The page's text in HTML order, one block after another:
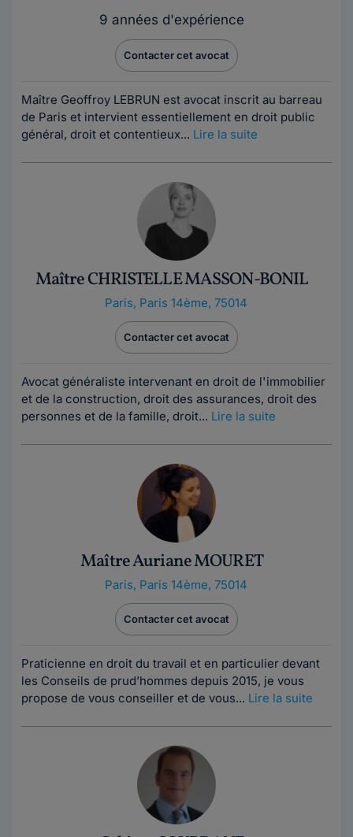
9 années d'expérience
Contacter cet avocat
Maître Geoffroy LEBRUN est avocat inscrit au barreau
de Paris et intervient essentiellement en droit public
général, droit et contentieux... Lire la suite
Maître CHRISTELLE MASSON-BONIL
Paris, Paris 14ème, 75014
Contacter cet avocat
Avocat généraliste intervenant en droit de l'immobilier
et de la construction, droit des assurances, droit des
personnes et de la famille, droit... Lire la suite
Maître Auriane MOURET
Paris, Paris 14ème, 75014
Contacter cet avocat
Praticienne en droit du travail et en particulier devant
les Conseils de prud’hommes depuis 2015, je vous
propose de vous conseiller et de vous... Lire la suite